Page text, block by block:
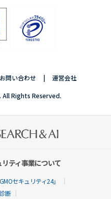
お問い合わせ 運営会社
All Rights Reserved.
ティ事業について
セキュリティ24」
断